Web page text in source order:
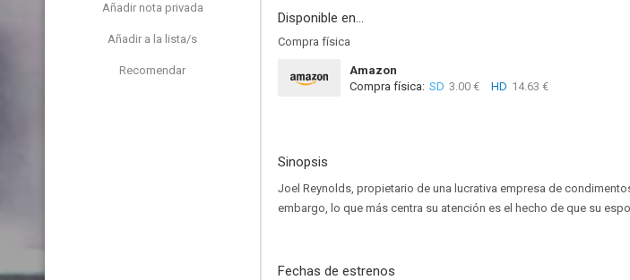
Añadir nota privada
Añadir a la lista/s
Recomendar
Disponible en...
Compra física
Amazon
Compra física: SD 3.00 € HD 14.63 €
Sinopsis
Joel Reynolds, propietario de una lucrativa empresa de
embargo, lo que más centra su atención es el hecho de que su
Fechas de estrenos